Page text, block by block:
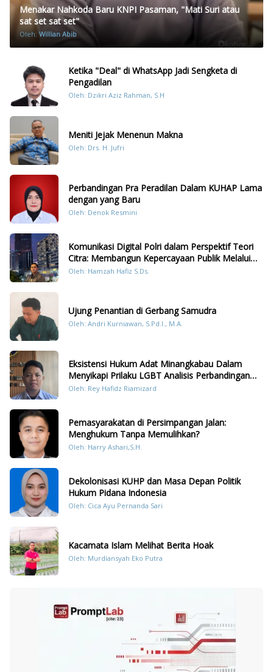
Menakar Nahkoda Baru KNPI Pasaman, "Mati Suri atau
sat set sat set"
Oleh:Willian Abib
Ketika "Deal" di WhatsApp Jadi Sengketa di
Pengadilan
Oleh: Dzikri Aziz Rahman, S.H
Meniti Jejak Menenun Makna
Oleh: Drs. H. Jufri
Perbandingan Pra Peradilan Dalam KUHAP Lama
dengan yang Baru
Oleh: Denok Resmini
Komunikasi Digital Polri dalam Perspektif Teori
Citra: Membangun Kepercayaan Publik Melalui
Konten Humanis Kesiapsiagaan Bencana di
Oleh: Hamzah Hafiz S.Ds.
Ujung Penantian di Gerbang Samudra
Oleh: Andri Kurniawan, S.Pd.I., M.A.
Eksistensi Hukum Adat Minangkabau Dalam
Menyikapi Prilaku LGBT Analisis Perbandingan
Dengan Hukum Pidana
Oleh: Rey Hafidz Riamizard
Pemasyarakatan di Persimpangan Jalan:
Menghukum Tanpa Memulihkan?
Oleh: Harry Ashari,S.H.
Dekolonisasi KUHP dan Masa Depan Politik
Hukum Pidana Indonesia
Oleh: Cica Ayu Pernanda Sari
Kacamata Islam Melihat Berita Hoak
Oleh: Murdiansyah Eko Putra